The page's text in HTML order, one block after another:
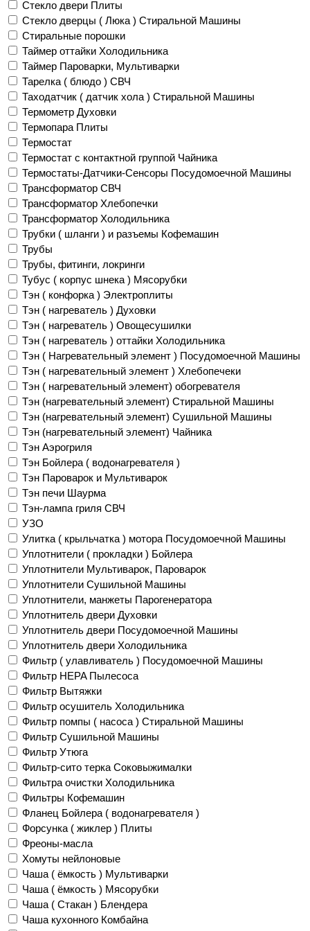
Стекло двери Плиты
Стекло дверцы ( Люка ) Стиральной Машины
Стиральные порошки
Таймер оттайки Холодильника
Таймер Пароварки, Мультиварки
Тарелка ( блюдо ) СВЧ
Таходатчик ( датчик хола ) Стиральной Машины
Термометр Духовки
Термопара Плиты
Термостат
Термостат с контактной группой Чайника
Термостаты-Датчики-Сенсоры Посудомоечной Машины
Трансформатор СВЧ
Трансформатор Хлебопечки
Трансформатор Холодильника
Трубки ( шланги ) и разъемы Кофемашин
Трубы
Трубы, фитинги, локринги
Тубус ( корпус шнека ) Мясорубки
Тэн ( конфорка ) Электроплиты
Тэн ( нагреватель ) Духовки
Тэн ( нагреватель ) Овощесушилки
Тэн ( нагреватель ) оттайки Холодильника
Тэн ( Нагревательный элемент ) Посудомоечной Машины
Тэн ( нагревательный элемент ) Хлебопечеки
Тэн ( нагревательный элемент) обогревателя
Тэн (нагревательный элемент) Стиральной Машины
Тэн (нагревательный элемент) Сушильной Машины
Тэн (нагревательный элемент) Чайника
Тэн Аэрогриля
Тэн Бойлера ( водонагревателя )
Тэн Пароварок и Мультиварок
Тэн печи Шаурма
Тэн-лампа гриля СВЧ
УЗО
Улитка ( крыльчатка ) мотора Посудомоечной Машины
Уплотнители ( прокладки ) Бойлера
Уплотнители Мультиварок, Пароварок
Уплотнители Сушильной Машины
Уплотнители, манжеты Парогенератора
Уплотнитель двери Духовки
Уплотнитель двери Посудомоечной Машины
Уплотнитель двери Холодильника
Фильтр ( улавливатель ) Посудомоечной Машины
Фильтр HEPA Пылесоса
Фильтр Вытяжки
Фильтр осушитель Холодильника
Фильтр помпы ( насоса ) Стиральной Машины
Фильтр Сушильной Машины
Фильтр Утюга
Фильтр-сито терка Соковыжималки
Фильтра очистки Холодильника
Фильтры Кофемашин
Фланец Бойлера ( водонагревателя )
Форсунка ( жиклер ) Плиты
Фреоны-масла
Хомуты нейлоновые
Чаша ( ёмкость ) Мультиварки
Чаша ( ёмкость ) Мясорубки
Чаша ( Стакан ) Блендера
Чаша кухонного Комбайна